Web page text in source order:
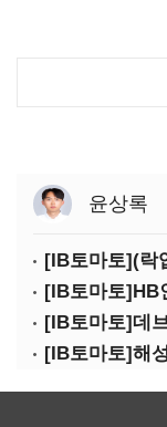
윤상록